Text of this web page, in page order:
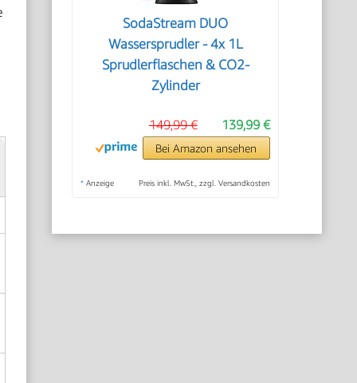
SodaStream DUO
Wassersprudler - 4x 1L
Sprudlerflaschen & CO2-
Zylinder
139,99 €
149,99 €
Bei Amazon ansehen
* Anzeige Preis inkl. MwSt., zzgl. Versandkosten